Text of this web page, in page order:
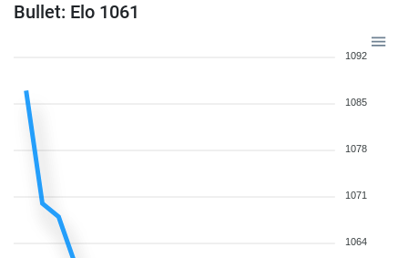
Bullet: Elo 1061
1092
1085
1078
1071
1064